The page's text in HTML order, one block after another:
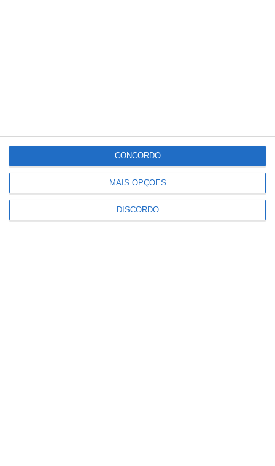
MAIS OPÇÕES
DISCORDO
CONCORDO